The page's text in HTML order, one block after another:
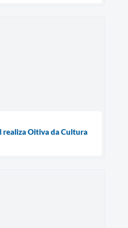
Oitiva da Cultura